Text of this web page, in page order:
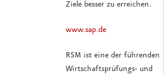
Ziele besser zu erreichen.
www.sap.de
RSM ist eine der führenden
Wirtschaftsprüfungs- und